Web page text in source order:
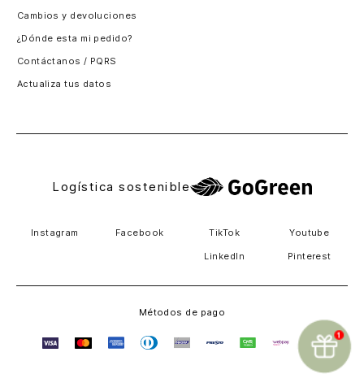
Cambios y devoluciones
¿Dónde esta mi pedido?
Contáctanos / PQRS
Actualiza tus datos
Logística sostenible
Instagram Facebook TikTok Youtube
LinkedIn Pinterest
Métodos de pago